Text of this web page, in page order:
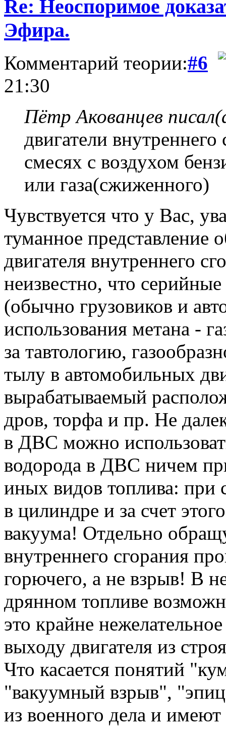
Re: Неоспоримое
Эфира.
Комментарий теории:#6
21:30
Пётр Акованцев
двигатели
смесях с воздухом
или газа(сжиженного)
Чувствуется что у Вас,
туманное представление
двигателя внутреннего
неизвестно, что
(обычно грузовиков и
использования метана -
за тавтологию,
тылу в автомобильных
вырабатываемый
дров, торфа и пр. Не
в ДВС можно
водорода в ДВС ничем
иных видов топлива: при
в цилиндре и за счет
вакуума! Отдельно
внутреннего сгорания
горючего, а не взрыв! В
дрянном топливе
это крайне
выходу двигателя из
Что касается понятий
"вакуумный взрыв",
из военного дела и